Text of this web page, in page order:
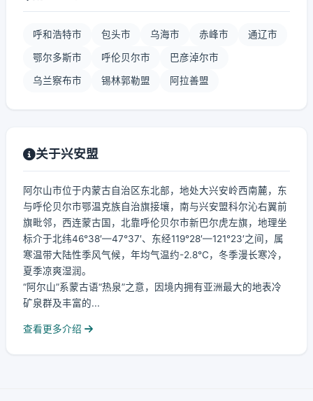
呼和浩特市 包头市 乌海市 赤峰市 通辽市
鄂尔多斯市 呼伦贝尔市 巴彦淖尔市
乌兰察布市 锡林郭勒盟 阿拉善盟
关于兴安盟
阿尔山市位于内蒙古自治区东北部，地处大兴安岭西南麓，东
与呼伦贝尔市鄂温克族自治旗接壤，南与兴安盟科尔沁右翼前
旗毗邻，西连蒙古国，北靠呼伦贝尔市新巴尔虎左旗，地理坐
标介于北纬46°38′—47°37′、东经119°28′—121°23′之间，属
寒温带大陆性季风气候，年均气温约-2.8℃，冬季漫长寒冷，
夏季凉爽湿润。
“阿尔山”系蒙古语“热泉”之意，因境内拥有亚洲最大的地表冷
矿泉群及丰富的...
查看更多介绍